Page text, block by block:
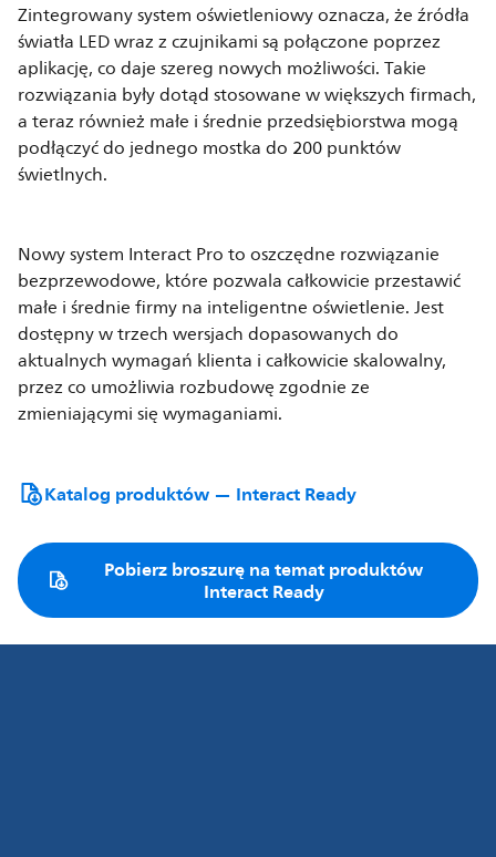
Zintegrowany system oświetleniowy oznacza, że źródła
światła LED wraz z czujnikami są połączone poprzez
aplikację, co daje szereg nowych możliwości. Takie
rozwiązania były dotąd stosowane w większych firmach,
a teraz również małe i średnie przedsiębiorstwa mogą
podłączyć do jednego mostka do 200 punktów
świetlnych.
Nowy system Interact Pro to oszczędne rozwiązanie
bezprzewodowe, które pozwala całkowicie przestawić
małe i średnie firmy na inteligentne oświetlenie. Jest
dostępny w trzech wersjach dopasowanych do
aktualnych wymagań klienta i całkowicie skalowalny,
przez co umożliwia rozbudowę zgodnie ze
zmieniającymi się wymaganiami.
Katalog produktów — Interact Ready
Pobierz broszurę na temat produktów
Interact Ready